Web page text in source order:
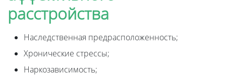
расстройства
Наследственная предрасположенность;
Хронические стрессы;
Наркозависимость;